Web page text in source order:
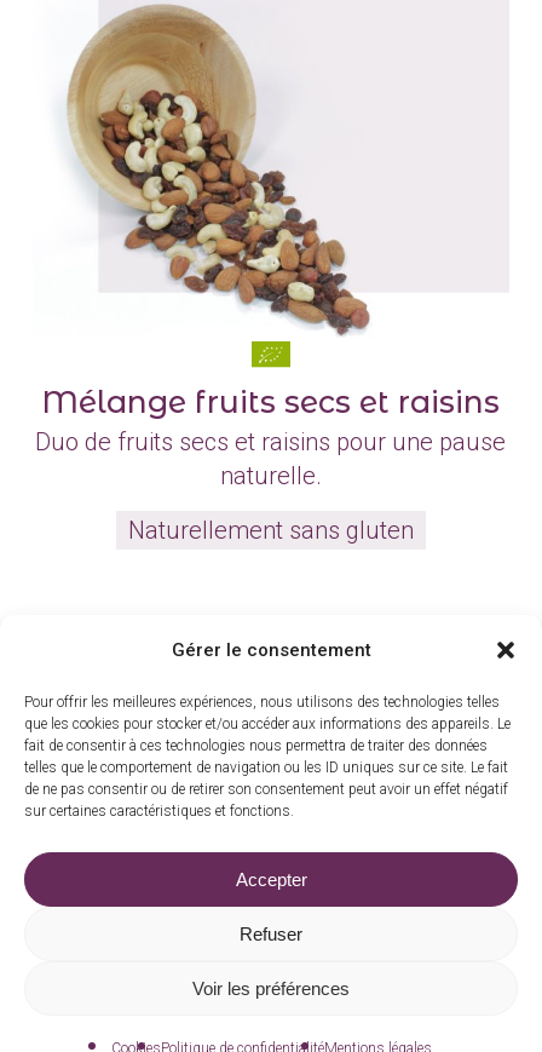
Gérer le consentement
Pour offrir les meilleures expériences, nous utilisons des technologies telles
que les cookies pour stocker et/ou accéder aux informations des appareils. Le
fait de consentir à ces technologies nous permettra de traiter des données
telles que le comportement de navigation ou les ID uniques sur ce site. Le fait
de ne pas consentir ou de retirer son consentement peut avoir un effet négatif
sur certaines caractéristiques et fonctions.
Accepter
Refuser
Voir les préférences
CookiesPolitique de confidentialitéMentions légales
Mélange fruits secs et raisins
Duo de fruits secs et raisins pour une pause
naturelle.
Naturellement sans gluten
Toute la gamme
La barrade, 15210 Madic
commande@moulindarche.com
Fait avec amour parNuméria Communication